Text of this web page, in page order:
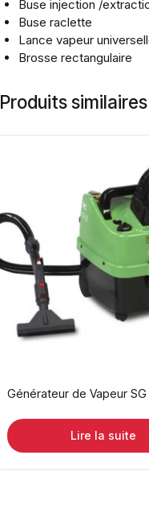
Buse
Buse
Lance
Brosse rectangulaire
Produits similaires
Générateur de Vapeur
Lire la suite